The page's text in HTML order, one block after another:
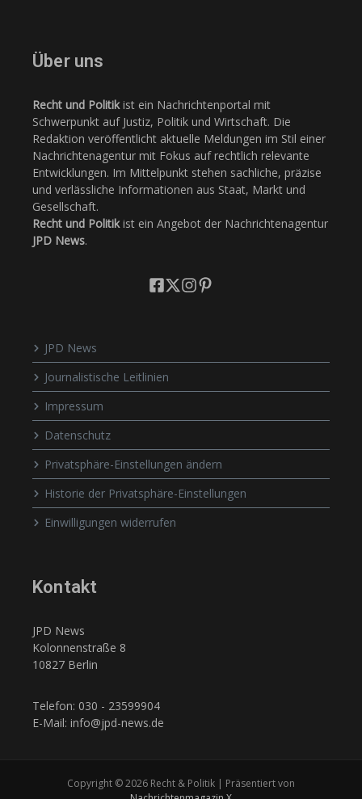
Über uns
Recht und Politikist ein Nachrichtenportal mit
Schwerpunkt auf Justiz, Politik und Wirtschaft. Die
Redaktion veröffentlicht aktuelle Meldungen im Stil einer
Nachrichtenagentur mit Fokus auf rechtlich relevante
Entwicklungen. Im Mittelpunkt stehen sachliche, präzise
und verlässliche Informationen aus Staat, Markt und
Gesellschaft.
Recht und Politikist ein Angebot der Nachrichtenagentur
JPD News.
JPD News
Journalistische Leitlinien
Impressum
Datenschutz
Privatsphäre-Einstellungen ändern
Historie der Privatsphäre-Einstellungen
Einwilligungen widerrufen
Kontakt
JPD News
Kolonnenstraße 8
10827 Berlin
Telefon: 030 - 23599904
E-Mail: info@jpd-news.de
Copyright © 2026 Recht & Politik | Präsentiert von